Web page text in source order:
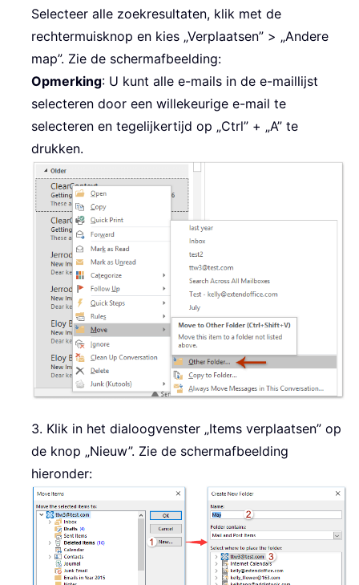
Selecteer alle zoekresultaten, klik met de
rechtermuisknop en kies „Verplaatsen” > „Andere
map”. Zie de schermafbeelding:
Opmerking: U kunt alle e-mails in de e-maillijst
selecteren door een willekeurige e-mail te
selecteren en tegelijkertijd op „Ctrl” + „A” te
drukken.
3. Klik in het dialoogvenster „Items verplaatsen” op
de knop „Nieuw”. Zie de schermafbeelding
hieronder: